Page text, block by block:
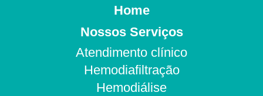
Home
Nossos Serviços
Atendimento clínico
Hemodiafiltração
Hemodiálise